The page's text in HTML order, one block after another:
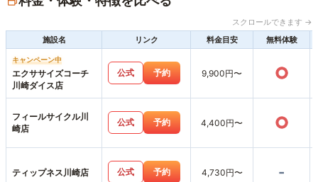
スクロールできます →
施設名
リンク 料金目安 無料体験
キャンペーン中
エクササイズコーチ
川崎ダイス店
公式 予約 9,900円〜 ○
フィールサイクル川
崎店
公式 予約 4,400円〜 ○
ティップネス川崎店 公式 予約 4,730円〜 -